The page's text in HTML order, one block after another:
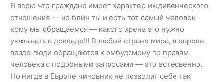
Я верю что граждане имеет характер иждивенческого
отношения — но блин ты и есть тот самый человек
кому мы обращаемся — какого хрена это нужно
указывать в докладе!!! В любой стране мира, в европе
везде люди обращаются к омбудсмену по правам
человека с подобными запросами — это естесвенно.
Но нигде в Европе чиновник не позволит себе так